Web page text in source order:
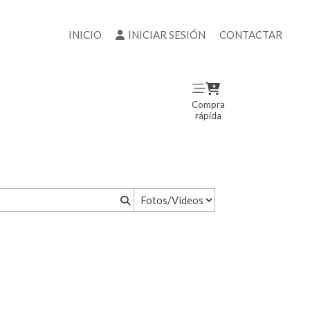
INICIO INICIAR SESIÓN CONTACTAR
Compra
rápida